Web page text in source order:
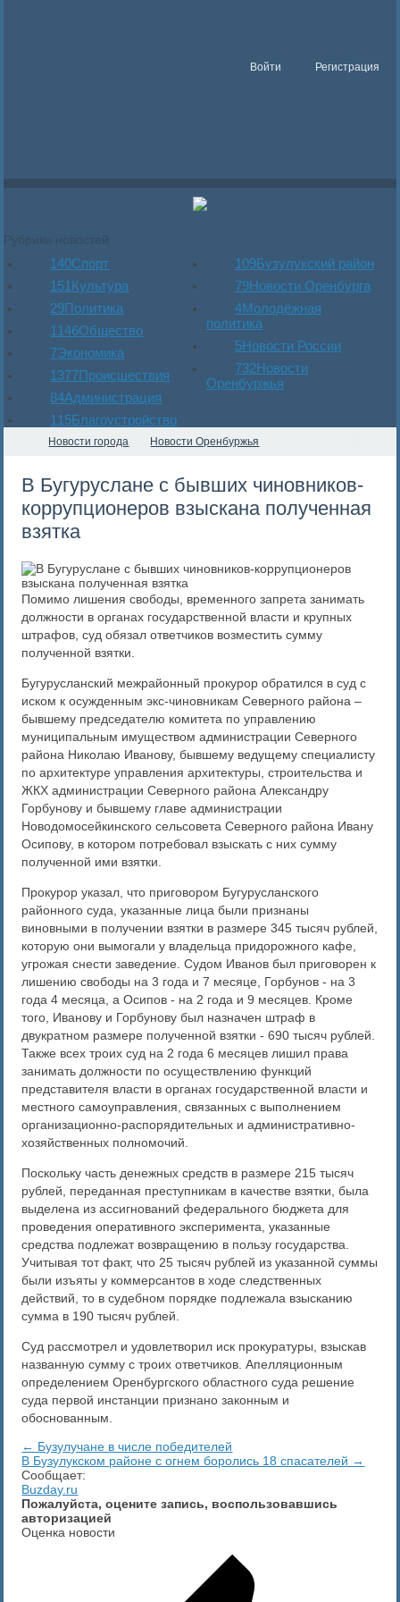
Войти Регистрация
Рубрики новостей
140Спорт
151 Культура
29Политика
1146Общество
7Экономика
1377Происшествия
84Администрация
115Благоустройство
109Бузулукский район
79Новости Оренбурга
4Молодёжная
политика
5Новости России
732Новости
Оренбуржья
Новости города Новости Оренбуржья
В Бугуруслане с бывших чиновников-
коррупционеров взыскана полученная
взятка
Помимо лишения свободы, временного запрета занимать
должности в органах государственной власти и крупных
штрафов, суд обязал ответчиков возместить сумму
полученной взятки.
Бугурусланский межрайонный прокурор обратился в суд с
иском к осужденным экс-чиновникам Северного района –
бывшему председателю комитета по управлению
муниципальным имуществом администрации Северного
района Николаю Иванову, бывшему ведущему специалисту
по архитектуре управления архитектуры, строительства и
ЖКХ администрации Северного района Александру
Горбунову и бывшему главе администрации
Новодомосейкинского сельсовета Северного района Ивану
Осипову, в котором потребовал взыскать с них сумму
полученной ими взятки.
Прокурор указал, что приговором Бугурусланского
районного суда, указанные лица были признаны
виновными в получении взятки в размере 345 тысяч рублей,
которую они вымогали у владельца придорожного кафе,
угрожая снести заведение. Судом Иванов был приговорен к
лишению свободы на 3 года и 7 месяце, Горбунов - на 3
года 4 месяца, а Осипов - на 2 года и 9 месяцев. Кроме
того, Иванову и Горбунову был назначен штраф в
двукратном размере полученной взятки - 690 тысяч рублей.
Также всех троих суд на 2 года 6 месяцев лишил права
занимать должности по осуществлению функций
представителя власти в органах государственной власти и
местного самоуправления, связанных с выполнением
организационно-распорядительных и административно-
хозяйственных полномочий.
Поскольку часть денежных средств в размере 215 тысяч
рублей, переданная преступникам в качестве взятки, была
выделена из ассигнований федерального бюджета для
проведения оперативного эксперимента, указанные
средства подлежат возвращению в пользу государства.
Учитывая тот факт, что 25 тысяч рублей из указанной суммы
были изъяты у коммерсантов в ходе следственных
действий, то в судебном порядке подлежала взысканию
сумма в 190 тысяч рублей.
Суд рассмотрел и удовлетворил иск прокуратуры, взыскав
названную сумму с троих ответчиков. Апелляционным
определением Оренбургского областного суда решение
суда первой инстанции признано законным и
обоснованным.
← Бузулучане в числе победителей
В Бузулукском районе с огнем боролись 18 спасателей →
Сообщает:
Buzday.ru
Пожалуйста, оцените запись, воспользовавшись
авторизацией
Оценка новости